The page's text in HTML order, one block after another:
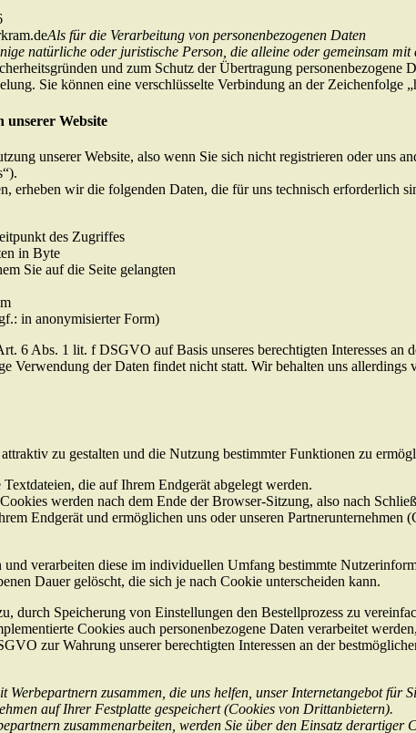
Als für die Verarbeitung von personenbezogenen Daten
natürliche oder juristische Person, die alleine oder gemeinsam
und zum Schutz der Übertragung
Sie können eine verschlüsselte Verbindung an der Zeichenfolge
unserer Website
unserer Website, also wenn Sie sich nicht registrieren oder uns
erheben wir die folgenden Daten, die für uns technisch erforderlich
des Zugriffes
in Byte
Sie auf die Seite gelangten
in anonymisierter Form)
6 Abs. 1 lit. f DSGVO auf Basis unseres berechtigten Interesses an
Verwendung der Daten findet nicht statt. Wir behalten uns
zu gestalten und die Nutzung bestimmter Funktionen zu
die auf Ihrem Endgerät abgelegt werden.
werden nach dem Ende der Browser-Sitzung, also nach
Endgerät und ermöglichen uns oder unseren
und verarbeiten diese im individuellen Umfang bestimmte
Dauer gelöscht, die sich je nach Cookie unterscheiden kann.
durch Speicherung von Einstellungen den Bestellprozess zu
Cookies auch personenbezogene Daten verarbeitet
zur Wahrung unserer berechtigten Interessen an der
Werbepartnern zusammen, die uns helfen, unser Internetangebot für
auf Ihrer Festplatte gespeichert (Cookies von Drittanbietern).
zusammenarbeiten, werden Sie über den Einsatz